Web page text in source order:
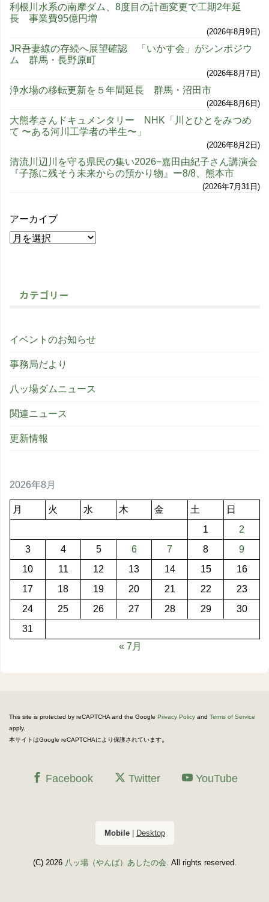
利根川水系の南摩ダム、8度目の計画変更で工期2年延
長 事業費95億円増
2026年8月9日
JR吾妻線の存続へ展望確認 「いかす会」がシンポジウ
ム 群馬・長野原町
2026年8月7日
浄水場の移転更新を５年間延長 群馬・沼田市
2026年8月6日
大熊孝さんドキュメンタリー NHK「川とひとをみつめ
て 〜ある河川工学者の半生〜」
2026年8月2日
清流川辺川を守る県民の集い2026−嘉田由紀子さん講演会
『子孫に残そう未来からの預かり物』ー8/8、熊本市
2026年7月31日
アーカイブ
カテゴリー
イベントのお知らせ
事務局だより
八ッ場ダムニュース
関連ニュース
更新情報
2026年8月
月 火 水 木 金 土
日
1
2
3
4 5 6 7 8
9
10
11 12 13 14 15
16
17
18 19 20 21 22
23
24
25 26 27 28 29
30
31
« 7月
This site is protected by reCAPTCHA and the Google Privacy Policy and Terms of Service
apply.
本サイトはGoogle reCAPTCHAにより保護されています。
Facebook Twitter YouTube
Mobile| Desktop
(C) 2026 八ッ場（やんば）あしたの会. All rights reserved.